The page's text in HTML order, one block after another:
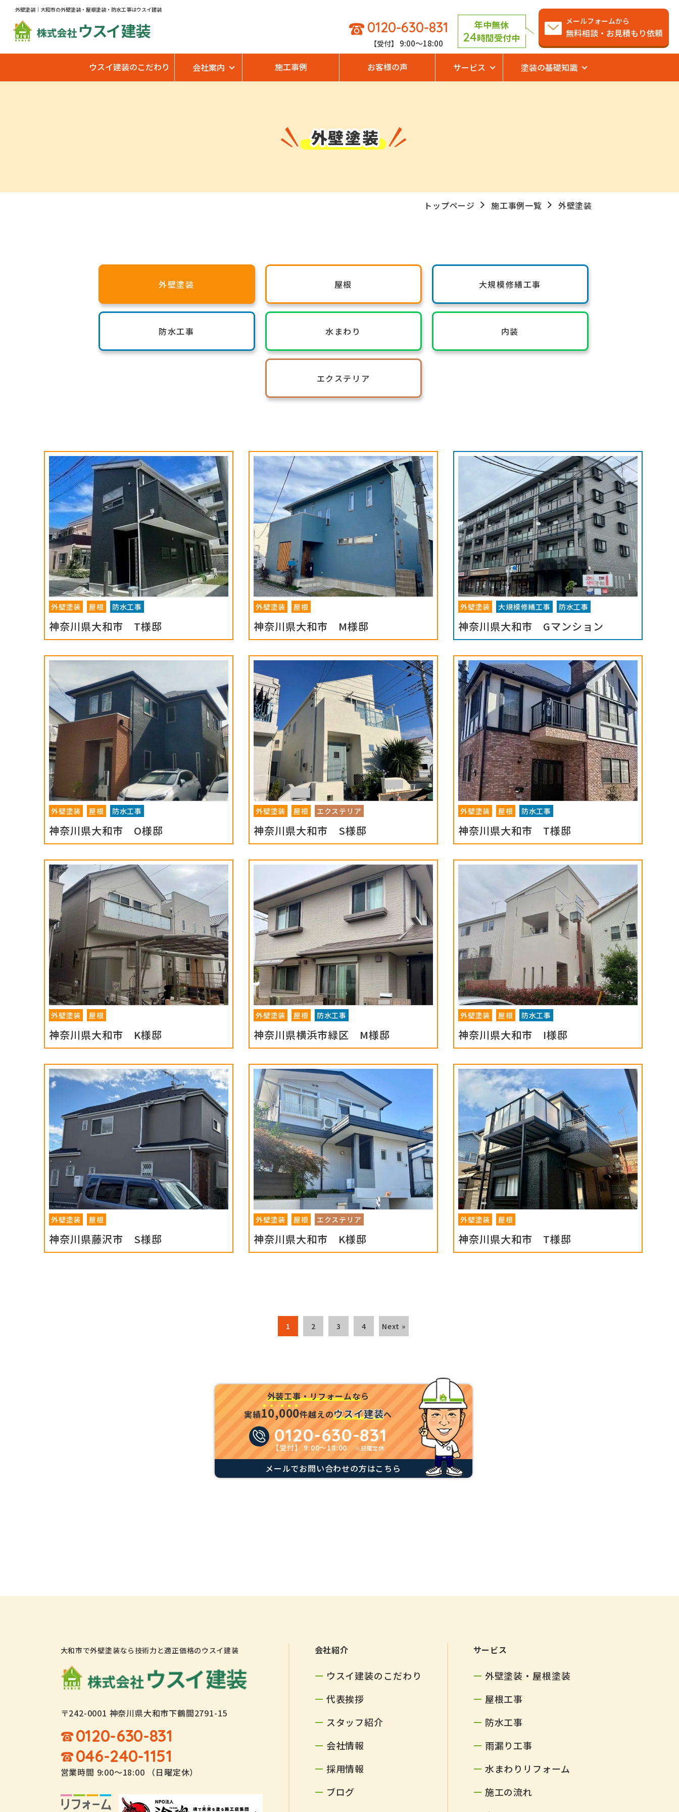
外壁塗装｜大和市の外壁塗装・屋根塗装・防水工事はウスイ建装
0120-630-831
【受付】 9:00～18:00
年中無休
24時間受付中
メールフォームから
無料相談・お見積もり依頼
塗装の基礎知識
サービス
施工事例 お客様の声
ウスイ建装のこだわり 会社案内
外壁塗装
トップページ 施工事例一覧 外壁塗装
外壁塗装 屋根 大規模修繕工事
防水工事 水まわり 内装
エクステリア
外壁塗装 屋根 防水工事
神奈川県大和市 T様邸
外壁塗装 屋根
神奈川県大和市 M様邸
外壁塗装 大規模修繕工事 防水工事
神奈川県大和市 Gマンション
外壁塗装 屋根 防水工事
神奈川県大和市 O様邸
外壁塗装 屋根 エクステリア
神奈川県大和市 S様邸
外壁塗装 屋根 防水工事
神奈川県大和市 T様邸
外壁塗装 屋根
神奈川県大和市 K様邸
外壁塗装 屋根 防水工事
神奈川県横浜市緑区 M様邸
外壁塗装 屋根 防水工事
神奈川県大和市 I様邸
外壁塗装 屋根
神奈川県藤沢市 S様邸
外壁塗装 屋根 エクステリア
神奈川県大和市 K様邸
外壁塗装 屋根
神奈川県大和市 T様邸
1 2 3 4 Next »
外装工事・リフォームなら
実績10,000件越えのウスイ建装へ
0120-630-831
【受付】 9:00～18:00 ※日曜定休
メールでお問い合わせの方はこちら
大和市で外壁塗装なら技術力と適正価格のウスイ建装
〒242-0001 神奈川県大和市下鶴間2791-15
0120-630-831
046-240-1151
営業時間 9:00～18:00 （日曜定休）
会社紹介
ウスイ建装のこだわり
代表挨拶
スタッフ紹介
会社情報
採用情報
ブログ
サービス
外壁塗装・屋根塗装
屋根工事
防水工事
雨漏り工事
水まわりリフォーム
施工の流れ